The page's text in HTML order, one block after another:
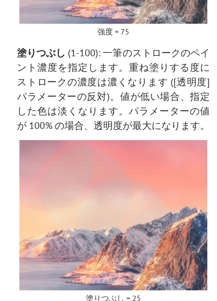
強度 = 75
塗りつぶし (1-100): 一筆のストロークのペイ
ント濃度を指定します。重ね塗りする度に
ストロークの濃度は濃くなります ([透明度]
パラメーターの反対)。値が低い場合、指定
した色は淡くなります。パラメーターの値
が 100% の場合、透明度が最大になります。
塗りつぶし = 25